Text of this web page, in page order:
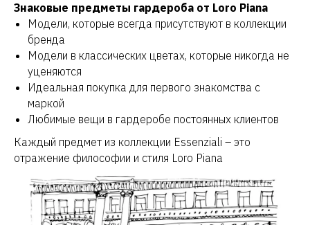
Знаковые предметы гардероба от Loro Piana
Модели, которые всегда присутствуют в коллекции
бренда
Модели в классических цветах, которые никогда не
уценяются
Идеальная покупка для первого знакомства с
маркой
Любимые вещи в гардеробе постоянных клиентов
Каждый предмет из коллекции Essenziali – это
отражение философии и стиля Loro Piana